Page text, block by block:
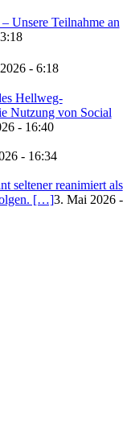
Unsere Teilnahme an
- 6:18
Hellweg-
Nutzung von Social
- 16:40
- 16:34
seltener reanimiert als
[…]3. Mai 2026 -